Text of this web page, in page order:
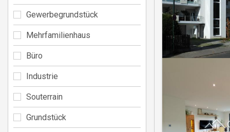
Gewerbegrundstück
Mehrfamilienhaus
Büro
Industrie
Souterrain
Grundstück